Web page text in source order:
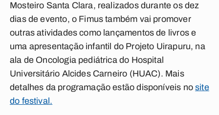
Mosteiro Santa Clara, realizados durante os dez
dias de evento, o Fimus também vai promover
outras atividades como lançamentos de livros e
uma apresentação infantil do Projeto Uirapuru, na
ala de Oncologia pediátrica do Hospital
Universitário Alcides Carneiro (HUAC). Mais
detalhes da programação estão disponíveis nosite
do festival.